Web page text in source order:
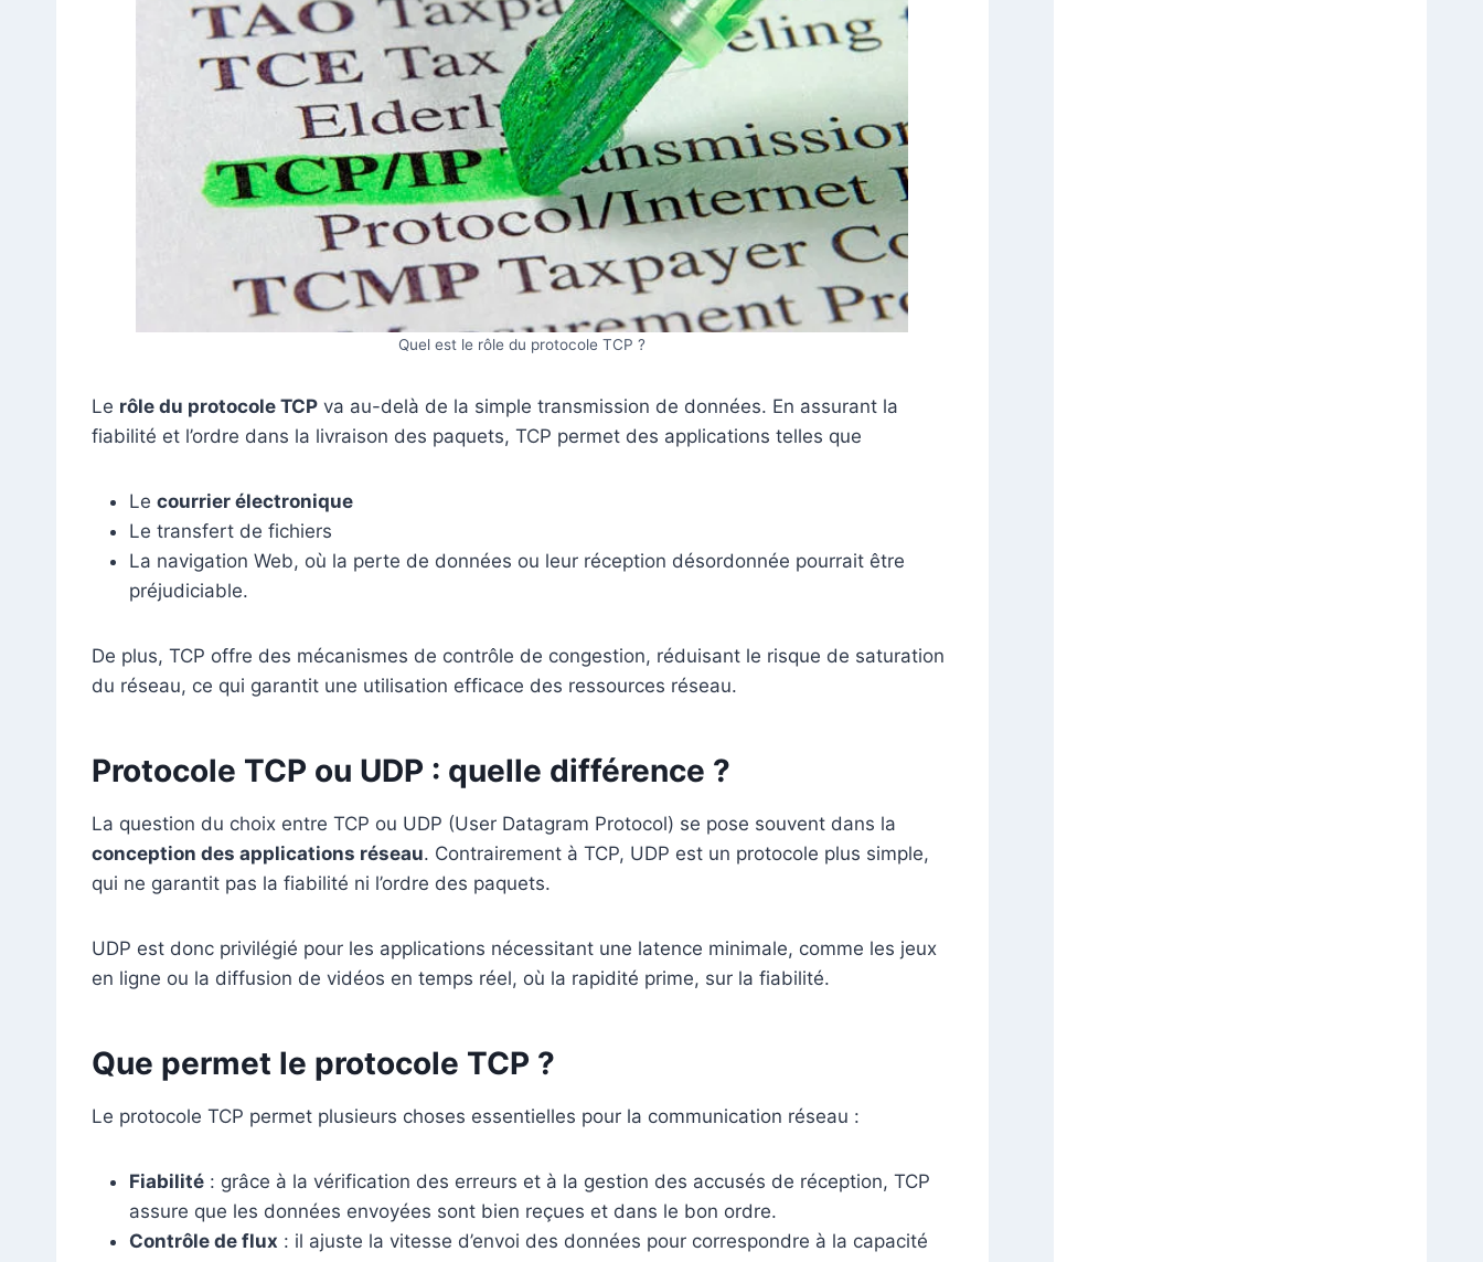
Quel est le rôle du protocole TCP ?
Le rôle du protocole TCP va au-delà de la simple transmission de données. En assurant la
fiabilité et l’ordre dans la livraison des paquets, TCP permet des applications telles que
Le courrier électronique
Le transfert de fichiers
La navigation Web, où la perte de données ou leur réception désordonnée pourrait être
préjudiciable.
De plus, TCP offre des mécanismes de contrôle de congestion, réduisant le risque de saturation
du réseau, ce qui garantit une utilisation efficace des ressources réseau.
Protocole TCP ou UDP : quelle différence ?
La question du choix entre TCP ou UDP (User Datagram Protocol) se pose souvent dans la
conception des applications réseau. Contrairement à TCP, UDP est un protocole plus simple,
qui ne garantit pas la fiabilité ni l’ordre des paquets.
UDP est donc privilégié pour les applications nécessitant une latence minimale, comme les jeux
en ligne ou la diffusion de vidéos en temps réel, où la rapidité prime, sur la fiabilité.
Que permet le protocole TCP ?
Le protocole TCP permet plusieurs choses essentielles pour la communication réseau :
Fiabilité : grâce à la vérification des erreurs et à la gestion des accusés de réception, TCP
assure que les données envoyées sont bien reçues et dans le bon ordre.
Contrôle de flux : il ajuste la vitesse d’envoi des données pour correspondre à la capacité